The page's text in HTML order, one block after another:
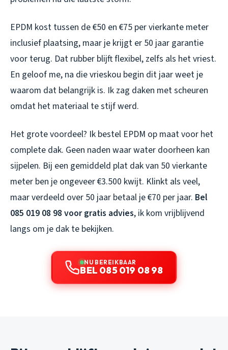
EPDM kost tussen de €50 en €75 per vierkante meter
inclusief plaatsing, maar je krijgt er 50 jaar garantie
voor terug. Dat rubber blijft flexibel, zelfs als het vriest.
En geloof me, na die vrieskou begin dit jaar weet je
waarom dat belangrijk is. Ik zag daken met scheuren
omdat het materiaal te stijf werd.
Het grote voordeel? Ik bestel EPDM op maat voor het
complete dak. Geen naden waar water doorheen kan
sijpelen. Bij een gemiddeld plat dak van 50 vierkante
meter ben je ongeveer €3.500 kwijt. Klinkt als veel,
maar verdeeld over 50 jaar betaal je €70 per jaar. Bel
085 019 08 98 voor gratis advies, ik kom vrijblijvend
langs om je dak te bekijken.
NU BEREIKBAAR
BEL 085 019 08 98